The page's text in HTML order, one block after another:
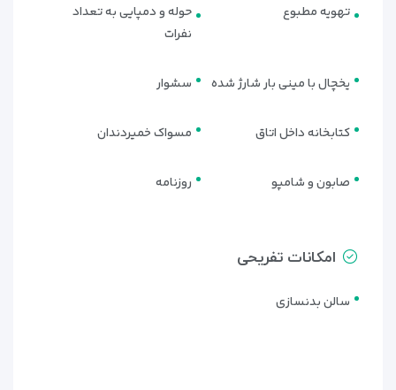
تهویه مطبوع
حوله و دمپایی به تعداد
نفرات
یخچال با مینی بار شارژ شده سشوار
کتابخانه داخل اتاق مسواک خمیردندان
صابون و شامپو روزنامه
امکانات تفریحی
سالن بدنسازی